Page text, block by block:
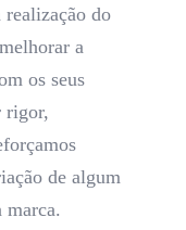
do
a
os seus
rigor,
de algum
marca.